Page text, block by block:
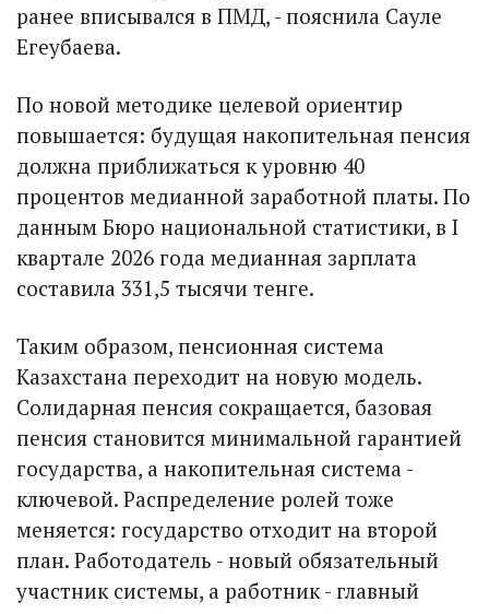
ранее вписывался в ПМД, - пояснила Сауле
Егеубаева.
По новой методике целевой ориентир
повышается: будущая накопительная пенсия
должна приближаться к уровню 40
процентов медианной заработной платы. По
данным Бюро национальной статистики, в I
квартале 2026 года медианная зарплата
составила 331,5 тысячи тенге.
Таким образом, пенсионная система
Казахстана переходит на новую модель.
Солидарная пенсия сокращается, базовая
пенсия становится минимальной гарантией
государства, а накопительная система -
ключевой. Распределение ролей тоже
меняется: государство отходит на второй
план. Работодатель - новый обязательный
участник системы, а работник - главный